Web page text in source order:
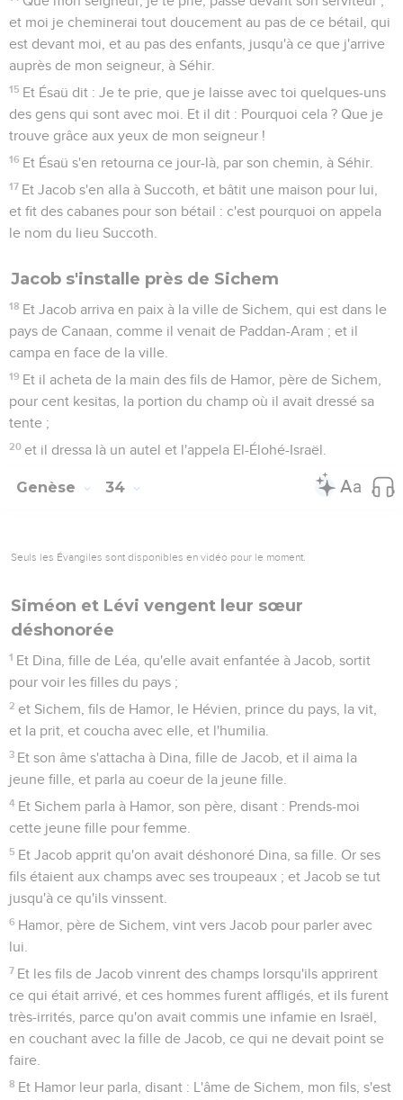
et moi je cheminerai tout doucement au pas de ce bétail, qui
est devant moi, et au pas des enfants, jusqu'à ce que j'arrive
auprès de mon seigneur, à Séhir.
15 Et Ésaü dit : Je te prie, que je laisse avec toi quelques-uns
des gens qui sont avec moi. Et il dit : Pourquoi cela ? Que je
trouve grâce aux yeux de mon seigneur !
16 Et Ésaü s'en retourna ce jour-là, par son chemin, à Séhir.
17 Et Jacob s'en alla à Succoth, et bâtit une maison pour lui,
et fit des cabanes pour son bétail : c'est pourquoi on appela
le nom du lieu Succoth.
Jacob s'installe près de Sichem
18 Et Jacob arriva en paix à la ville de Sichem, qui est dans le
pays de Canaan, comme il venait de Paddan-Aram ; et il
campa en face de la ville.
19 Et il acheta de la main des fils de Hamor, père de Sichem,
pour cent kesitas, la portion du champ où il avait dressé sa
tente ;
20 et il dressa là un autel et l'appela El-Élohé-Israël.
Genèse 34
Seuls les Évangiles sont disponibles en vidéo pour le moment.
Siméon et Lévi vengent leur sœur
déshonorée
1 Et Dina, fille de Léa, qu'elle avait enfantée à Jacob, sortit
pour voir les filles du pays ;
2 et Sichem, fils de Hamor, le Hévien, prince du pays, la vit,
et la prit, et coucha avec elle, et l'humilia.
3 Et son âme s'attacha à Dina, fille de Jacob, et il aima la
jeune fille, et parla au coeur de la jeune fille.
4 Et Sichem parla à Hamor, son père, disant : Prends-moi
cette jeune fille pour femme.
5 Et Jacob apprit qu'on avait déshonoré Dina, sa fille. Or ses
fils étaient aux champs avec ses troupeaux ; et Jacob se tut
jusqu'à ce qu'ils vinssent.
6 Hamor, père de Sichem, vint vers Jacob pour parler avec
lui.
7 Et les fils de Jacob vinrent des champs lorsqu'ils apprirent
ce qui était arrivé, et ces hommes furent affligés, et ils furent
très-irrités, parce qu'on avait commis une infamie en Israël,
en couchant avec la fille de Jacob, ce qui ne devait point se
faire.
8 Et Hamor leur parla, disant : L'âme de Sichem, mon fils, s'est